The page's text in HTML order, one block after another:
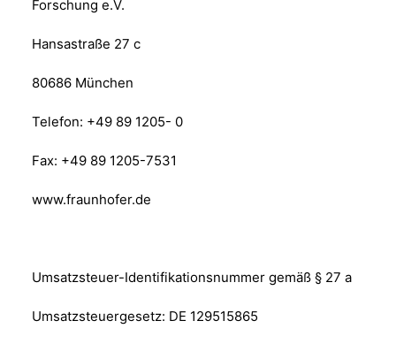
Forschung e.V.
Hansastraße 27 c
80686 München
Telefon: +49 89 1205- 0
Fax: +49 89 1205-7531
www.fraunhofer.de
Umsatzsteuer-Identifikationsnummer gemäß § 27 a
Umsatzsteuergesetz: DE 129515865